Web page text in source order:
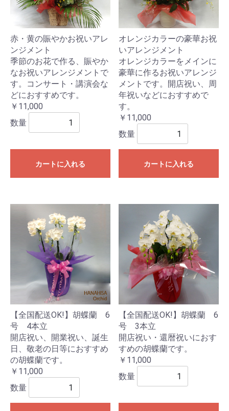
赤・黄の賑やかお祝いアレ
ンジメント
季節のお花で作る、賑やか
なお祝いアレンジメントで
す。コンサート・講演会な
どにおすすめです。
￥11,000
数量
カートに入れる
オレンジカラーの豪華お祝
いアレンジメント
オレンジカラーをメインに
豪華に作るお祝いアレンジ
メントです。開店祝い、周
年祝いなどにおすすめで
す。
￥11,000
数量
カートに入れる
【全国配送OK!】胡蝶蘭 6
号 4本立
開店祝い、開業祝い、誕生
日、敬老の日等におすすめ
の胡蝶蘭です。
￥11,000
数量
【全国配送OK!】胡蝶蘭 6
号 3本立
開店祝い・還暦祝いにおす
すめの胡蝶蘭です。
￥11,000
数量